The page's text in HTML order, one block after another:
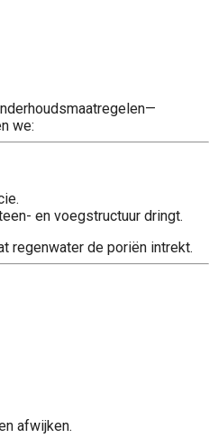
we:
en voegstructuur dringt.
regenwater de poriën intrekt.
afwijken.